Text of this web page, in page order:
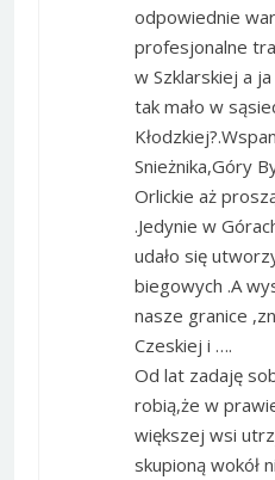
odpowiednie
profesjonalne
w Szklarskiej a
tak mało w
Snieżnika,Góry
Orlickie aż
.Jedynie w
udało się
biegowych .A
nasze granice
Czeskiej i ….
Od lat zadaję
robią,że w
większej wsi
skupioną wokół